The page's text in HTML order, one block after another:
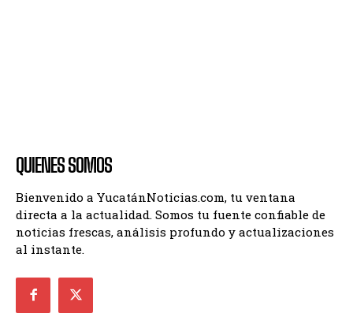
QUIENES SOMOS
Bienvenido a YucatánNoticias.com, tu ventana
directa a la actualidad. Somos tu fuente confiable de
noticias frescas, análisis profundo y actualizaciones
al instante.